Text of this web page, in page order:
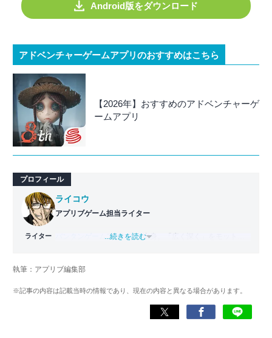
Android版をダウンロード
アドベンチャーゲームアプリのおすすめはこちら
【2026年】おすすめのアドベンチャーゲ
ームアプリ
プロフィール
ライター
ライコウ
アプリブゲーム担当ライター
バンタンゲームアカデミー 出身。「広く深く」をモットー
ゲームだけでも1,000本以上。ゲーム開発者を目指した経験
くして面白さを引き出し、人々に伝えるためゲームライタ
...続きを読む
執筆：アプリブ編集部
※記事の内容は記載当時の情報であり、現在の内容と異なる場合があります。